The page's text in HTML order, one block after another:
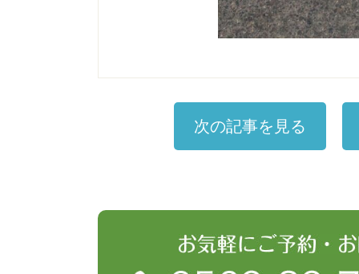
次の記事を見る